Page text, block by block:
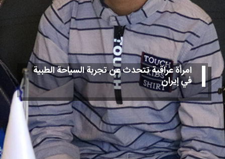
امرأة عراقية تتحدث عن تجربة السياحة الطبية
في إيران